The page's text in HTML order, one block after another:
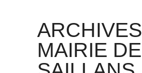
ARCHIVES
MAIRIE DE